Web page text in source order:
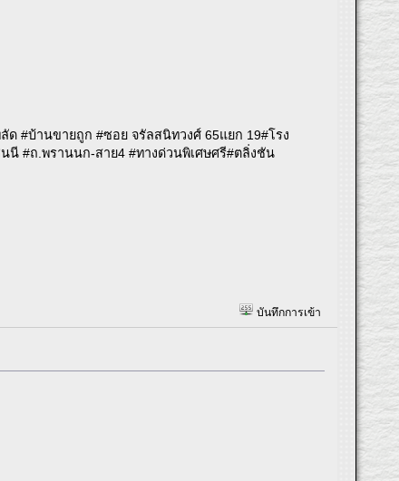
#บ้านขายถูก #ซอย จรัลสนิทวงศ์ 65แยก 19#โรง
#ถ.พรานนก-สาย4 #ทางด่วนพิเศษศรี#ตลิ่งชัน
บันทึกการเข้า